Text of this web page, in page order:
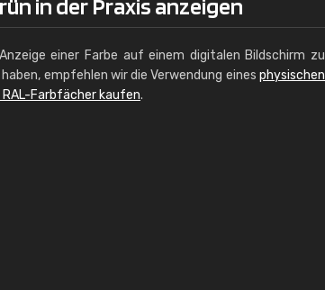
in der Praxis anzeigen
einer Farbe auf einem digitalen Bildschirm zu
empfehlen wir die Verwendung eines physischen
RAL-Farbfächer kaufen.